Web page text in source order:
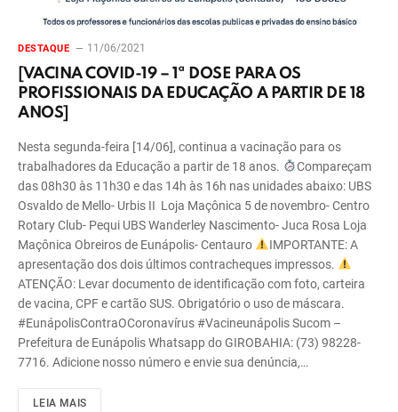
DESTAQUE 11/06/2021
[VACINA COVID-19 – 1ª DOSE PARA OS
PROFISSIONAIS DA EDUCAÇÃO A PARTIR DE 18
ANOS]
Nesta segunda-feira [14/06], continua a vacinação para os
trabalhadores da Educação a partir de 18 anos.
Compareçam
das 08h30 às 11h30 e das 14h às 16h nas unidades abaixo: UBS
Osvaldo de Mello- Urbis II Loja Maçônica 5 de novembro- Centro
Rotary Club- Pequi UBS Wanderley Nascimento- Juca Rosa Loja
Maçônica Obreiros de Eunápolis- Centauro
IMPORTANTE: A
apresentação dos dois últimos contracheques impressos.
ATENÇÃO: Levar documento de identificação com foto, carteira
de vacina, CPF e cartão SUS. Obrigatório o uso de máscara.
#EunápolisContraOCoronavírus #Vacineunápolis Sucom –
Prefeitura de Eunápolis Whatsapp do GIROBAHIA: (73) 98228-
7716. Adicione nosso número e envie sua denúncia,…
LEIA MAIS